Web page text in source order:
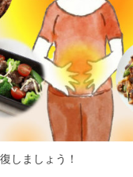
しましょう！